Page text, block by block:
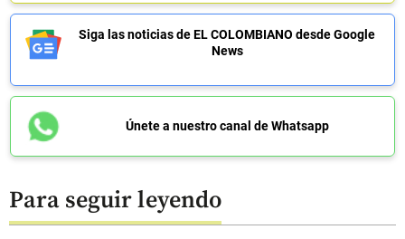
Siga las noticias de EL COLOMBIANO desde Google
News
Únete a nuestro canal de Whatsapp
Para seguir leyendo